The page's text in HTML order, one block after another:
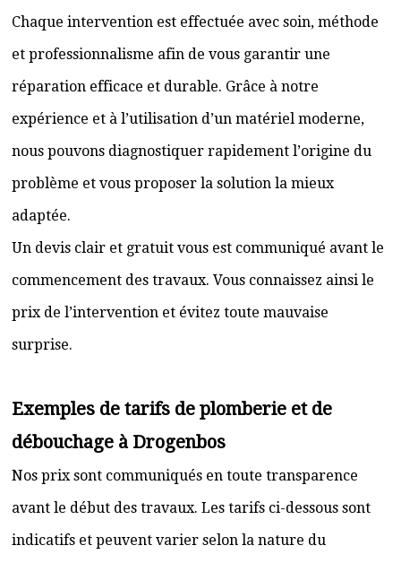
Chaque intervention est effectuée avec soin, méthode
et professionnalisme afin de vous garantir une
réparation efficace et durable. Grâce à notre
expérience et à l’utilisation d’un matériel moderne,
nous pouvons diagnostiquer rapidement l’origine du
problème et vous proposer la solution la mieux
adaptée.
Un devis clair et gratuit vous est communiqué avant le
commencement des travaux. Vous connaissez ainsi le
prix de l’intervention et évitez toute mauvaise
surprise.
Exemples de tarifs de plomberie et de
débouchage à Drogenbos
Nos prix sont communiqués en toute transparence
avant le début des travaux. Les tarifs ci-dessous sont
indicatifs et peuvent varier selon la nature du